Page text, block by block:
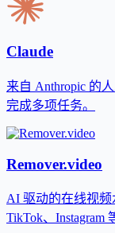
Claude
来自 Anthropic 的
完成多项任务。
Remover.video
AI 驱动的在线视
TikTok、Instagram